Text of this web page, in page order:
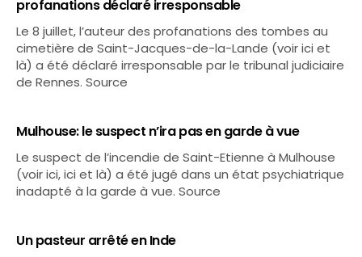
profanations déclaré irresponsable
Le 8 juillet, l’auteur des profanations des tombes au
cimetière de Saint-Jacques-de-la-Lande (voir ici et
là) a été déclaré irresponsable par le tribunal judiciaire
de Rennes. Source
Mulhouse: le suspect n’ira pas en garde à vue
Le suspect de l’incendie de Saint-Etienne à Mulhouse
(voir ici, ici et là) a été jugé dans un état psychiatrique
inadapté à la garde à vue. Source
Un pasteur arrêté en Inde